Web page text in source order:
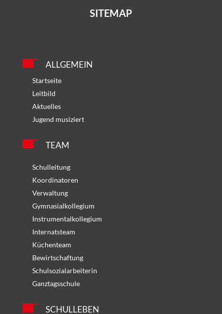
SITEMAP
ALLGEMEIN
Startseite
Leitbild
Aktuelles
Jugend musiziert
TEAM
Schulleitung
Koordinatoren
Verwaltung
Gymnasialkollegium
Instrumentalkollegium
Internatsteam
Küchenteam
Bewirtschaftung
Schulsozialarbeiterin
Ganztagsschule
SCHULLEBEN